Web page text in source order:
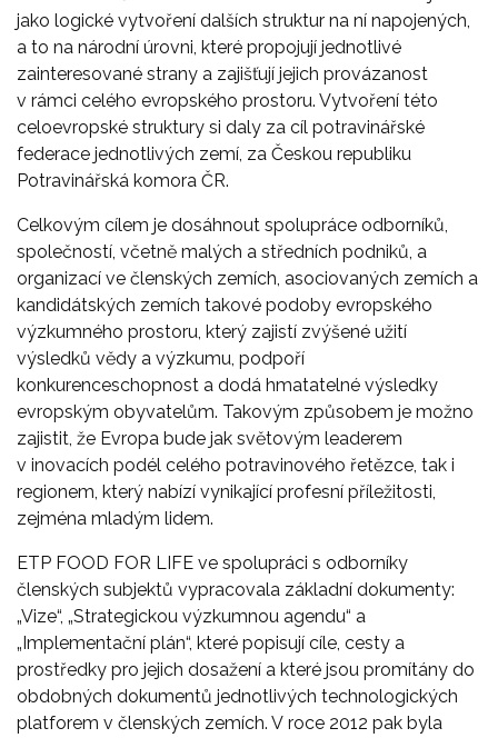
jako logické vytvoření dalších struktur na ní napojených,
a to na národní úrovni, které propojují jednotlivé
zainteresované strany a zajišťují jejich provázanost
v rámci celého evropského prostoru. Vytvoření této
celoevropské struktury si daly za cíl potravinářské
federace jednotlivých zemí, za Českou republiku
Potravinářská komora ČR.
Celkovým cílem je dosáhnout spolupráce odborníků,
společností, včetně malých a středních podniků, a
organizací ve členských zemích, asociovaných zemích a
kandidátských zemích takové podoby evropského
výzkumného prostoru, který zajistí zvýšené užití
výsledků vědy a výzkumu, podpoří
konkurenceschopnost a dodá hmatatelné výsledky
evropským obyvatelům. Takovým způsobem je možno
zajistit, že Evropa bude jak světovým leaderem
v inovacích podél celého potravinového řetězce, tak i
regionem, který nabízí vynikající profesní příležitosti,
zejména mladým lidem.
ETP FOOD FOR LIFE ve spolupráci s odborníky
členských subjektů vypracovala základní dokumenty:
„Vize“, „Strategickou výzkumnou agendu“ a
„Implementační plán“, které popisují cíle, cesty a
prostředky pro jejich dosažení a které jsou promítány do
obdobných dokumentů jednotlivých technologických
platforem v členských zemích. V roce 2012 pak byla